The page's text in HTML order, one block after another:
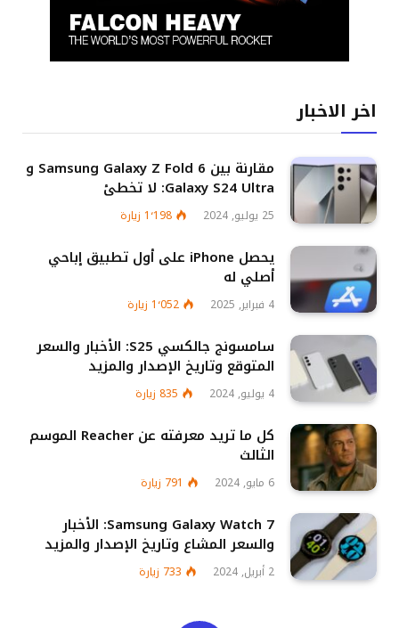
اخر الاخبار
مقارنة بين Samsung Galaxy Z Fold 6 و
Galaxy S24 Ultra: لا تخطئ
25 يوليو, 2024 1٬198 زيارة
يحصل iPhone على أول تطبيق إباحي
أصلي له
4 فبراير, 2025 1٬052 زيارة
سامسونج جالكسي S25: الأخبار والسعر
المتوقع وتاريخ الإصدار والمزيد
4 يوليو, 2024 835 زيارة
كل ما تريد معرفته عن Reacher الموسم
الثالث
6 مايو, 2024 791 زيارة
Samsung Galaxy Watch 7: الأخبار
والسعر المشاع وتاريخ الإصدار والمزيد
2 أبريل, 2024 733 زيارة